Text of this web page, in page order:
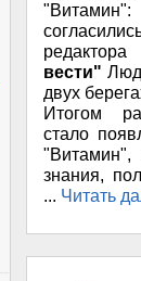
вести"
двух
Итогом
стало
знания,
... Читать